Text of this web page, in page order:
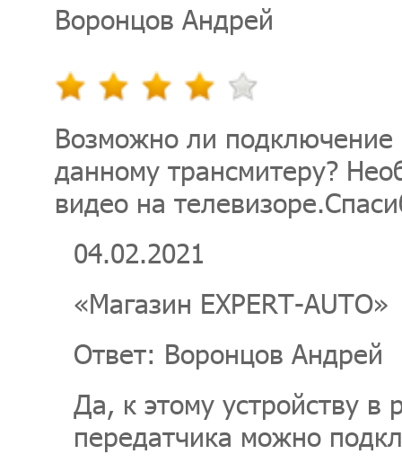
Воронцов Андрей
Возможно ли подключение
данному трансмитеру?
видео на
04.02.2021
«Магазин EXPERT-AUTO»
Ответ: Воронцов Андрей
Да, к этому устройству в
передатчика можно